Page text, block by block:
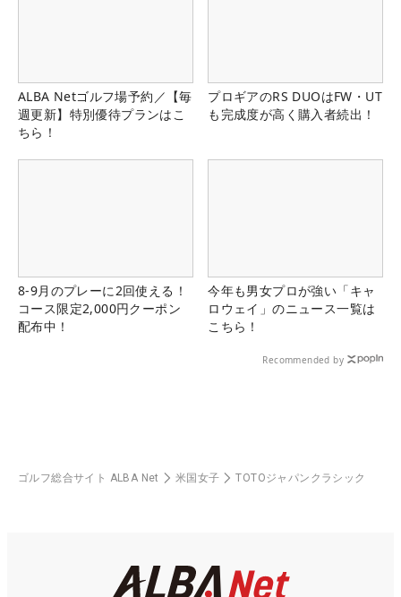
ALBA Netゴルフ場予約／【毎
週更新】特別優待プランはこ
ちら！
プロギアのRS DUOはFW・UT
も完成度が高く購入者続出！
8-9月のプレーに2回使える！
コース限定2,000円クーポン
配布中！
今年も男女プロが強い「キャ
ロウェイ」のニュース一覧は
こちら！
Recommended by
ゴルフ総合サイト ALBA Net 米国女子 TOTOジャパンクラシック